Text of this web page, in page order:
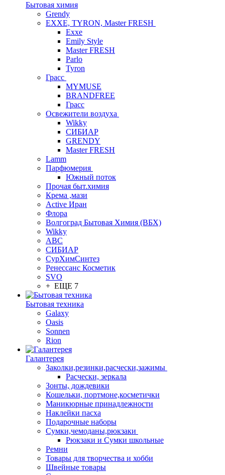
Бытовая химия
Grendy
EXXE, TYRON, Master FRESH
Exxe
Emily Style
Master FRESH
Parlo
Tyron
Грасс
MYMUSE
BRANDFREE
Грасс
Освежители воздуха
Wikky
СИБИАР
GRENDY
Master FRESH
Lamm
Парфюмерия
Южный поток
Прочая быт.химия
Крема ,мази
Аctive Иран
Флора
Волгоград Бытовая Химия (ВБХ)
Wikky
АВС
СИБИАР
СурХимСинтез
Ренессанс Косметик
SVO
+ ЕЩЕ 7
Бытовая техника
Galaxy
Oasis
Sonnen
Rion
Галантерея
Заколки,резинки,расчески,зажимы
Расчески, зеркала
Зонты, дождевики
Кошельки, портмоне,косметички
Маникюрные принадлежности
Наклейки пасха
Подарочные наборы
Сумки,чемоданы,рюкзаки
Рюкзаки и Сумки школьные
Ремни
Товары для творчества и хобби
Швейные товары